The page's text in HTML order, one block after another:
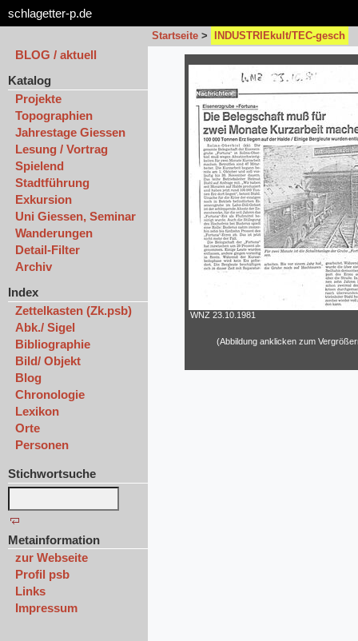
schlagetter-p.de
Startseite > INDUSTRIEkult/TEC-gesch
BLOG / aktuell
Katalog
Projekte
Topographien
Jahrestage Giessen
Lesung / Vortrag
Spielend
Stadtführung
Exkursion
Uni Giessen, Seminar
Wanderungen
Detail-Filter
Archiv
Index
Zettelkasten (Zk.psb)
Abk./ Sigel
Bibliographie
Bild/ Objekt
Blog
Chronologie
Lexikon
Orte
Personen
Stichwortsuche
Metainformation
zur Webseite
Profil psb
Links
Impressum
WNZ 23.10.1981
(Abbildung anklicken zum